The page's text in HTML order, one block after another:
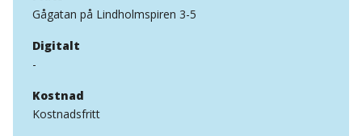
Gågatan på Lindholmspiren 3-5
Digitalt
-
Kostnad
Kostnadsfritt